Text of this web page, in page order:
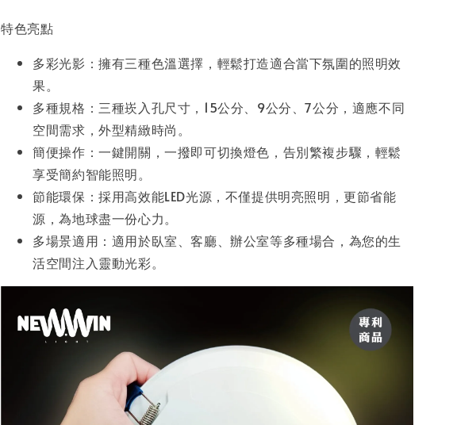
特色亮點
多彩光影：擁有三種色溫選擇，輕鬆打造適合當下氛圍的照明效
果。
多種規格：三種崁入孔尺寸，15公分、9公分、7公分，適應不同
空間需求，外型精緻時尚。
簡便操作：一鍵開關，一撥即可切換燈色，告別繁複步驟，輕鬆
享受簡約智能照明。
節能環保：採用高效能LED光源，不僅提供明亮照明，更節省能
源，為地球盡一份心力。
多場景適用：適用於臥室、客廳、辦公室等多種場合，為您的生
活空間注入靈動光彩。